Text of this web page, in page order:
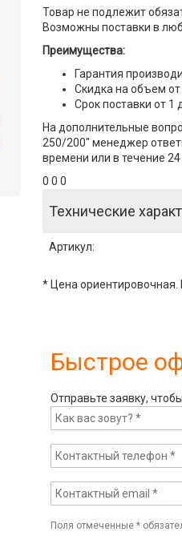
Товар не подлежит
Возможны поставки в
Преимущества:
Гарантия
Скидка на объем от
Срок поставки от 1
На дополнительные
250/200" менеджер
времени или в течение
0 0 0
Технические
Артикул:
* Цена ориентировочная.
Быстрое
Отправьте заявку,
Поля отмеченные*